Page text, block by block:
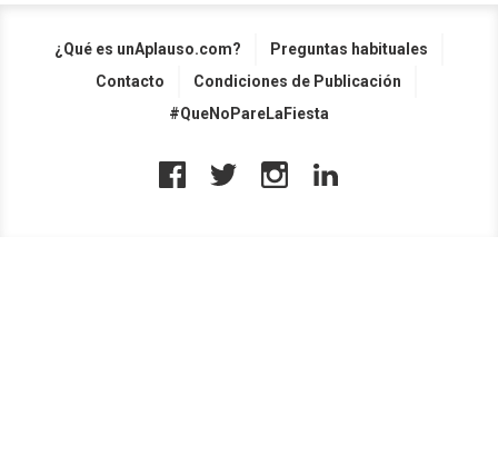
¿Qué es unAplauso.com?
Preguntas habituales
Contacto
Condiciones de Publicación
#QueNoPareLaFiesta